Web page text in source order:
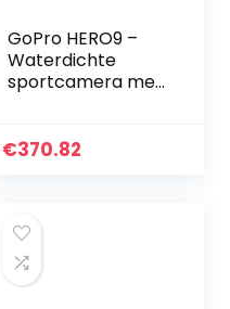
GoPro HERO9 –
Waterdichte
sportcamera met
touchscreen aan
€370.82